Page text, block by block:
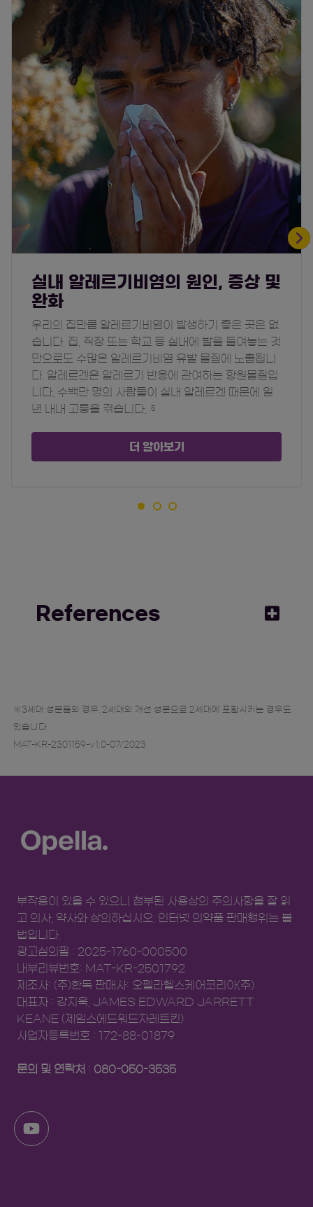
실내 알레르기비염의 원인, 증상 및
완화
우리의 집만큼 알레르기비염이 발생하기 좋은 곳은 없
습니다. 집, 직장 또는 학교 등 실내에 발을 들여놓는 것
만으로도 수많은 알레르기비염 유발 물질에 노출됩니
다. 알레르겐은 알레르기 반응에 관여하는 항원물질입
니다. 수백만 명의 사람들이 실내 알레르겐 때문에 일
년 내내 고통을 겪습니다.
5
더 알아보기
References
ALLERGY, ASTHMA & IMMUNOL.
2010.104;518–522
3. Anne K et al. Second-and third-generation
4. Thomas B et al. Next generation
antihistamines therapeutic rationale
accomplishments and advances. Expert
Opinion on Investigational Drugs.
2002.11(6);807-817
5. Meltzer EO et al. Once daily fexofenadine
HCl improves quality of life and reduces
work and activity impairment in patients
Proc. 1999.84(4);311-317
7. Peter H et al. Double-blind, placebo-
※3세대 성분들의 경우, 2세대의 개선 성분으로 2세대에 포함시키는 경우도
있습니다.
MAT-KR-2301159-v1.0-07/2023
부작용이 있을 수 있으니 첨부된 사용상의 주의사항을 잘 읽
고 의사, 약사와 상의하십시오. 인터넷 의약품 판매행위는 불
법입니다.
광고심의필 : 2025-1760-000500
내부리뷰번호: MAT-KR-2501792
제조사: (주)한독 판매사: 오펠라헬스케어코리아(주)
대표자 : 강지욱, JAMES EDWARD JARRETT
KEANE (제임스에드워드자레트킨)
사업자등록번호 : 172-88-01879
문의 및 연락처 : 080-050-3535